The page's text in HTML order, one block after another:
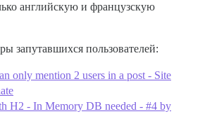
английскую и французскую
запутавшихся пользователей:
only mention 2 users in a post - Site
H2 - In Memory DB needed - #4 by